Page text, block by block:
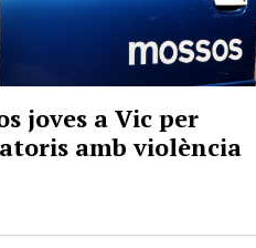
joves a Vic per
amb violència